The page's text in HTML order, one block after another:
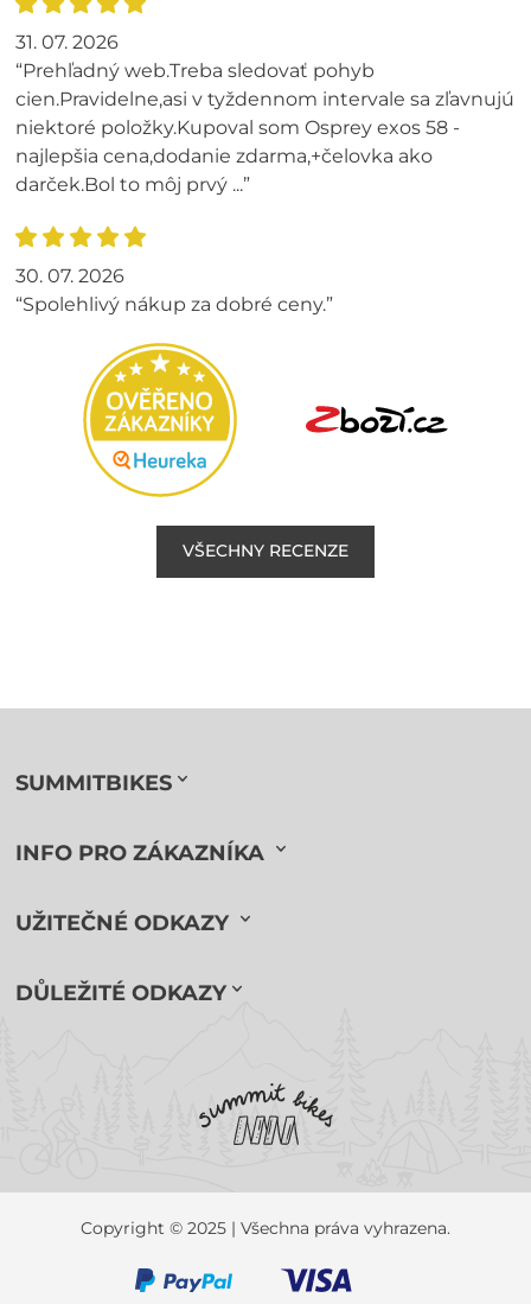
31. 07. 2026
“Prehľadný web.Treba sledovať pohyb
cien.Pravidelne,asi v tyždennom intervale sa zľavnujú
niektoré položky.Kupoval som Osprey exos 58 -
najlepšia cena,dodanie zdarma,+čelovka ako
darček.Bol to môj prvý ...”
30. 07. 2026
“Spolehlivý nákup za dobré ceny.”
VŠECHNY RECENZE
SUMMITBIKES
INFO PRO ZÁKAZNÍKA
UŽITEČNÉ ODKAZY
DŮLEŽITÉ ODKAZY
Copyright © 2025 | Všechna práva vyhrazena.